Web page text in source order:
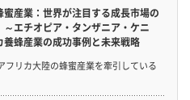
蜜産業：世界が注目する成長市場の
～エチオピア・タンザニア・ケニ
養蜂産業の成功事例と未来戦略
フリカ大陸の蜂蜜産業を牽引している